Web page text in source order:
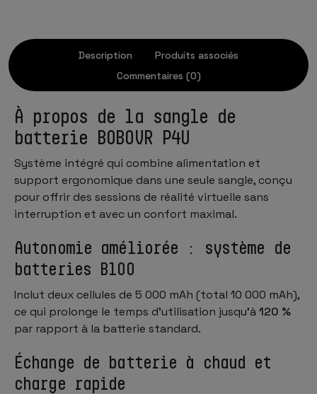
Description
Produits associés
Commentaires (0)
À propos de la sangle de
batterie BOBOVR P4U
Système intégré qui combine alimentation et
support ergonomique dans une seule sangle, conçu
pour offrir des sessions de réalité virtuelle sans
interruption et avec un confort maximal.
Autonomie améliorée : système de
batteries B100
Inclut deux cellules de 5 000 mAh (total 10 000 mAh),
ce qui prolonge le temps d’utilisation jusqu’à120 %
par rapport à la batterie standard.
Échange de batterie à chaud et
charge rapide